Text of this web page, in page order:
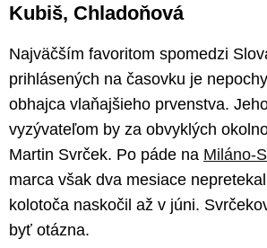
Kubiš, Chladoňová
Najväčším favoritom spomedzi
prihlásených na časovku je
obhajca vlaňajšieho prvenstva.
vyzývateľom by za obvyklých
Martin Svrček. Po páde na Miláno-
marca však dva mesiace
kolotoča naskočil až v júni.
byť otázna.